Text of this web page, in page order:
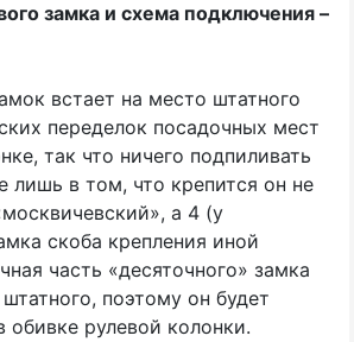
замка и схема подключения –
встает на место штатного
переделок посадочных мест
так что ничего подпиливать
лишь в том, что крепится он не
москвичевский», а 4 (у
скоба крепления иной
часть «десяточного» замка
поэтому он будет
обивке рулевой колонки.